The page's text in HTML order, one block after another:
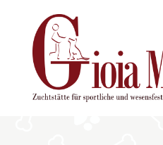
Inhalt
springen